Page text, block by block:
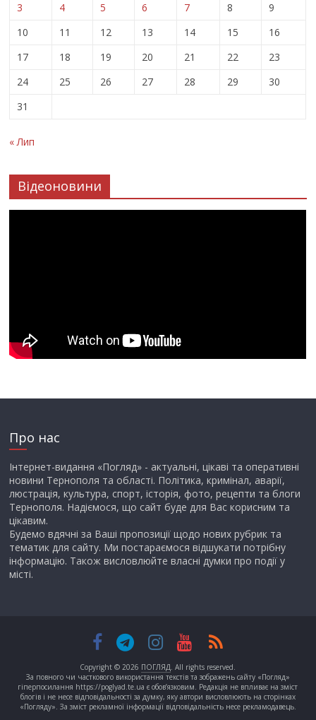
3
4 5 6 7 8
9
10
11 12 13 14 15
16
17
18 19 20 21 22
23
24
25 26 27 28 29
30
31
« Лип
Відеоновини
Про нас
Інтернет-видання «Погляд» - актуальні, цікаві та оперативні
новини Тернополя та області. Політика, кримінал, аварії,
люстрація, культура, спорт, історія, фото, рецепти та блоги
Тернополя. Надіємося, що сайт буде для Вас корисним та
цікавим.
Будемо вдячні за Ваші пропозиції щодо нових рубрик та
тематик для сайту. Ми постараємося відшукати потрібну
інформацію. Також висловлюйте власні думки про події у
місті.
Copyright © 2026 ПОГЛЯД . All rights reserved.
За повного чи часткового використання текстів та зображень сайту «Погляд»
гіперпосилання https://poglyad.te.ua є обов’язковим. Редакція не впливає на зміст
блогів і не несе відповідальності за думку, яку автори висловлюють на сторінках
«Погляду». За зміст рекламної інформації відповідальність несе рекламодавець.